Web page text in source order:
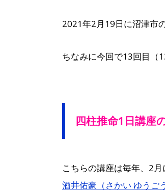
2021年2月19日に沼津市
ちなみに今回で13回目（
四柱推命1日講座
こちらの講座は毎年、2
酒井佑豪（さかい ゆうごう